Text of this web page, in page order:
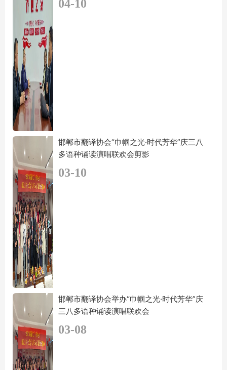
04-10
邯郸市翻译协会“巾帼之光·时代芳华”庆三八
多语种诵读演唱联欢会剪影
03-10
邯郸市翻译协会举办“巾帼之光·时代芳华”庆
三八多语种诵读演唱联欢会
03-08